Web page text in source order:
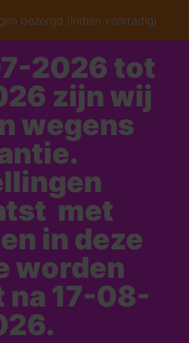
bezorgd (indien voorradig)
2026 tot
zijn wij
wegens
met
in deze
worden
17-08-